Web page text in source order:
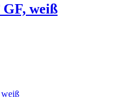
GF, weiß